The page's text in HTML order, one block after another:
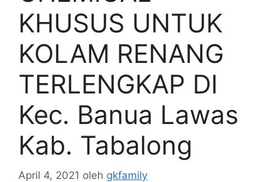
KHUSUS UNTUK
KOLAM RENANG
TERLENGKAP DI
Kec. Banua Lawas
Kab. Tabalong
April 4, 2021 oleh gkfamily